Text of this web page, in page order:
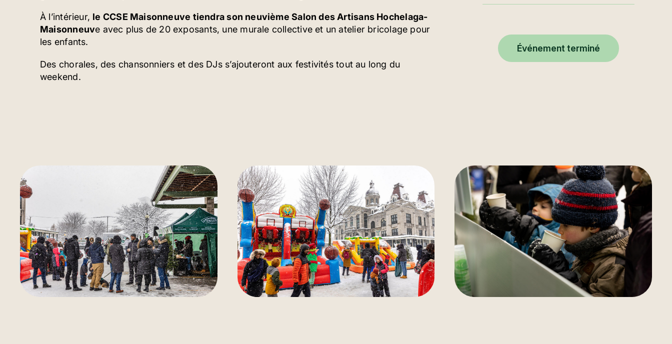
À l’intérieur, le CCSE Maisonneuve tiendra son neuvième Salon des Artisans Hochelaga-
Maisonneuve avec plus de 20 exposants, une murale collective et un atelier bricolage pour
les enfants.
Des chorales, des chansonniers et des DJs s’ajouteront aux festivités tout au long du
weekend.
Événement terminé